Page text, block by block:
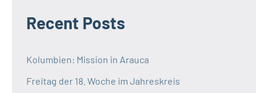
Recent Posts
Kolumbien: Mission in Arauca
Freitag der 18. Woche im Jahreskreis